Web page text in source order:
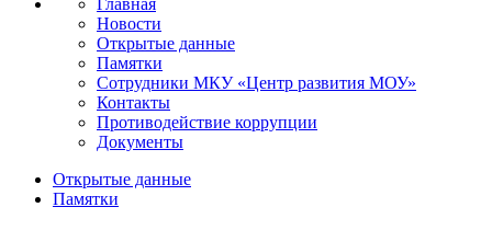
Новости
Открытые данные
Памятки
Сотрудники МКУ «Центр развития МОУ»
Контакты
Противодействие коррупции
Документы
Открытые данные
Памятки